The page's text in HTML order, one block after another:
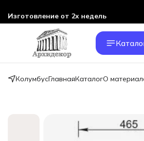
Изготовление от 2х недель
КолумбусГлавнаяКаталогО